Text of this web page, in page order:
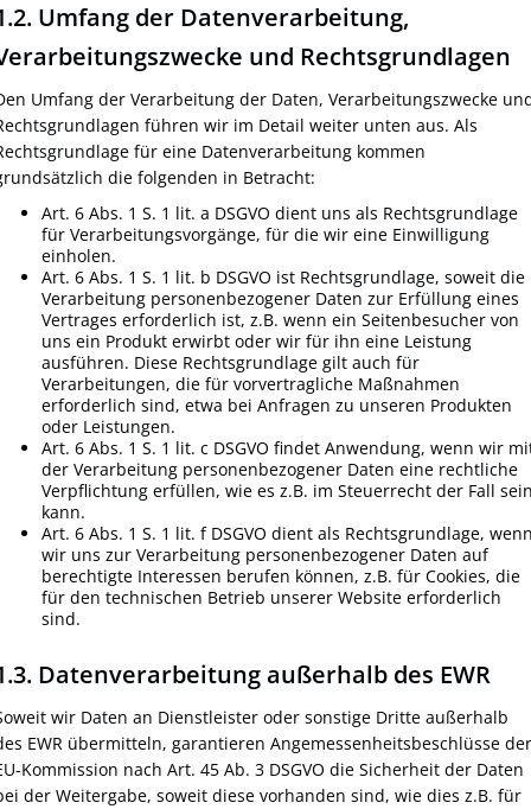
Umfang der Datenverarbeitung,
und Rechtsgrundlagen
Umfang der Verarbeitung der Daten, Verarbeitungszwecke
führen wir im Detail weiter unten aus. Als
für eine Datenverarbeitung kommen
die folgenden in Betracht:
Art. 6 Abs. 1 S. 1 lit. a DSGVO dient uns als Rechtsgrundlage
für Verarbeitungsvorgänge, für die wir eine Einwilligung
einholen.
Art. 6 Abs. 1 S. 1 lit. b DSGVO ist Rechtsgrundlage, soweit die
Verarbeitung personenbezogener Daten zur Erfüllung eines
Vertrages erforderlich ist, z.B. wenn ein Seitenbesucher von
uns ein Produkt erwirbt oder wir für ihn eine Leistung
ausführen. Diese Rechtsgrundlage gilt auch für
Verarbeitungen, die für vorvertragliche Maßnahmen
erforderlich sind, etwa bei Anfragen zu unseren Produkten
oder Leistungen.
Art. 6 Abs. 1 S. 1 lit. c DSGVO findet Anwendung, wenn wir
der Verarbeitung personenbezogener Daten eine rechtliche
Verpflichtung erfüllen, wie es z.B. im Steuerrecht der Fall
kann.
Art. 6 Abs. 1 S. 1 lit. f DSGVO dient als Rechtsgrundlage,
wir uns zur Verarbeitung personenbezogener Daten auf
berechtigte Interessen berufen können, z.B. für Cookies, die
für den technischen Betrieb unserer Website erforderlich
sind.
Datenverarbeitung außerhalb des EWR
wir Daten an Dienstleister oder sonstige Dritte außerhalb
EWR übermitteln, garantieren Angemessenheitsbeschlüsse der
Kommission nach Art. 45 Ab. 3 DSGVO die Sicherheit der Daten
der Weitergabe, soweit diese vorhanden sind, wie dies z.B. für